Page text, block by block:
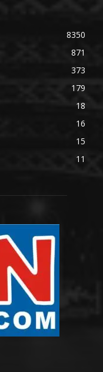
8350
871
373
179
18
16
15
11